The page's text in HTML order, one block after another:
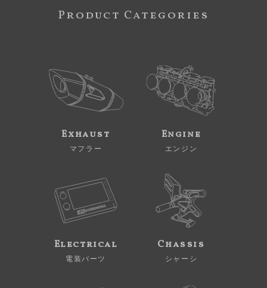
Product Categories
Exhaust
マフラー
Engine
エンジン
Electrical
電装パーツ
Chassis
シャーシ